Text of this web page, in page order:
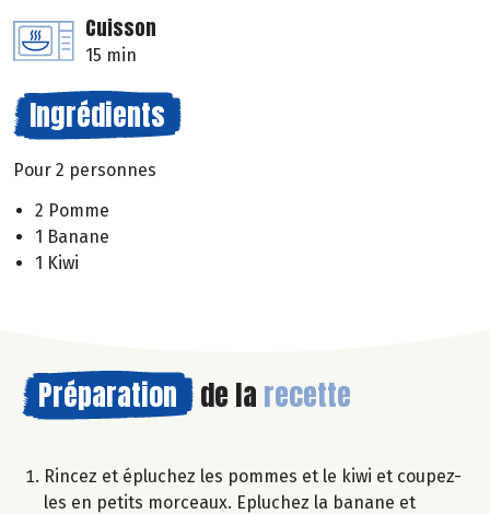
Cuisson
15 min
Ingrédients
Pour 2 personnes
2 Pomme
1 Banane
1 Kiwi
Préparation de la recette
Rincez et épluchez les pommes et le kiwi et coupez-
les en petits morceaux. Epluchez la banane et